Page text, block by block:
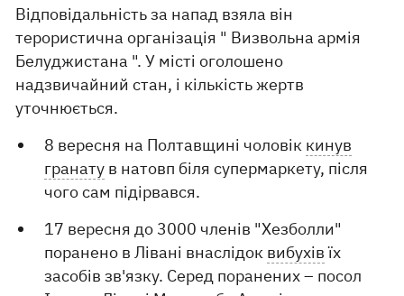
Відповідальність за напад взяла він
терористична організація " Визвольна армія
Белуджистана ". У місті оголошено
надзвичайний стан, і кількість жертв
уточнюється.
8 вересня на Полтавщині чоловік кинув
гранату в натовп біля супермаркету, після
чого сам підірвався.
17 вересня до 3000 членів "Хезболли"
поранено в Лівані внаслідок вибухівїх
засобів зв'язку. Серед поранених – посол